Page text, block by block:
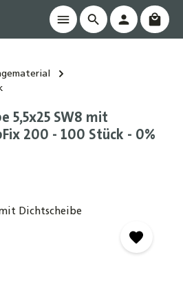
5,5x25 SW8 mit
200 - 100 Stück - 0%